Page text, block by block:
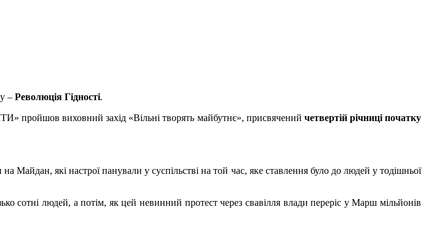
– Революція Гідності.
виховний захід «Вільні творять майбутнє», присвячений четвертій річниці початку
які настрої панували у суспільстві на той час, яке ставлення було до людей у тодішньої
сотні людей, а потім, як цей невинний протест через свавілля влади переріс у Марш мільйонів